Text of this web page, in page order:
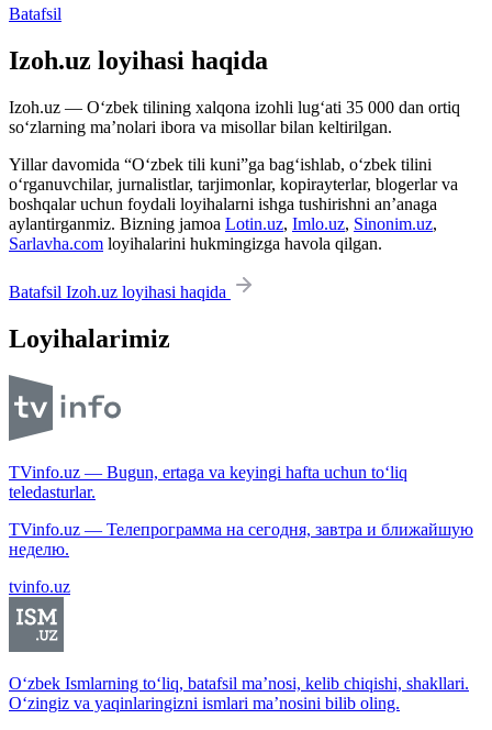
Batafsil
Izoh.uz loyihasi haqida
Izoh.uz — O‘zbek tilining xalqona izohli lug‘ati 35 000 dan ortiq
so‘zlarning ma’nolari ibora va misollar bilan keltirilgan.
Yillar davomida “O‘zbek tili kuni”ga bag‘ishlab, o‘zbek tilini
o‘rganuvchilar, jurnalistlar, tarjimonlar, kopirayterlar, blogerlar va
boshqalar uchun foydali loyihalarni ishga tushirishni an’anaga
aylantirganmiz. Bizning jamoa Lotin.uz, Imlo.uz, Sinonim.uz,
Sarlavha.com loyihalarini hukmingizga havola qilgan.
Batafsil Izoh.uz loyihasi haqida
Loyihalarimiz
TVinfo.uz — Bugun, ertaga va keyingi hafta uchun to‘liq
teledasturlar.
TVinfo.uz — Телепрограмма на сегодня, завтра и ближайшую
неделю.
tvinfo.uz
O‘zbek Ismlarning to‘liq, batafsil ma’nosi, kelib chiqishi, shakllari.
O‘zingiz va yaqinlaringizni ismlari ma’nosini bilib oling.